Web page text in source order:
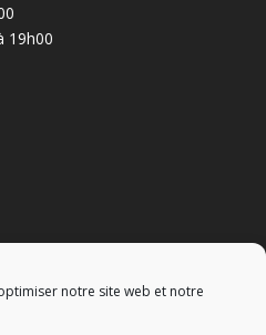
notre site web et notre
19h00
Val de Saône Centre